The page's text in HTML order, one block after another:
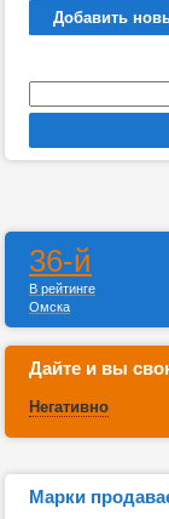
Добавить
36-й
В рейтинге
Омска
Дайте и вы
Негативно
Марки